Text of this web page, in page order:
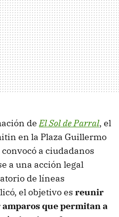
deEl Sol de Parral, el
en la Plaza Guillermo
a ciudadanos
a una acción legal
de líneas
el objetivo es reunir
que permitan a